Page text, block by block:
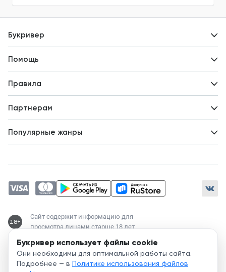
Букривер использует файлы cookie
Они необходимы для оптимальной работы сайта.
Подробнее — в Политике использования файлов
Букривер
Новости
Помощь
Правила
Партнерам
Популярные жанры
Магические академии
Современный любовный роман
Любовное фэнтези
18+
Сайт содержит информацию для
просмотра лицами старше 18 лет
Служба поддержки:
support@bookriver.ru